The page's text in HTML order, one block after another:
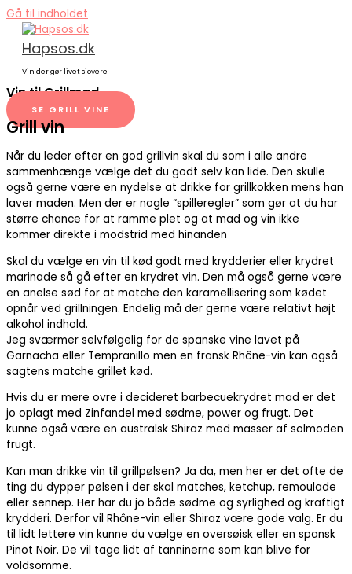
Gå til indholdet
Hapsos.dk
Vin der gør livet sjovere
Vin til Grillmad
SE GRILL VINE
Grill vin
Når du leder efter en god grillvin skal du som i alle andre
sammenhænge vælge det du godt selv kan lide. Den skulle
også gerne være en nydelse at drikke for grillkokken mens han
laver maden. Men der er nogle “spilleregler” som gør at du har
større chance for at ramme plet og at mad og vin ikke
kommer direkte i modstrid med hinanden
Skal du vælge en vin til kød godt med krydderier eller krydret
marinade så gå efter en krydret vin. Den må også gerne være
en anelse sød for at matche den karamellisering som kødet
opnår ved grillningen. Endelig må der gerne være relativt højt
alkohol indhold.
Jeg sværmer selvfølgelig for de spanske vine lavet på
Garnacha eller Tempranillo men en fransk Rhône-vin kan også
sagtens matche grillet kød.
Hvis du er mere ovre i decideret barbecuekrydret mad er det
jo oplagt med Zinfandel med sødme, power og frugt. Det
kunne også være en australsk Shiraz med masser af solmoden
frugt.
Kan man drikke vin til grillpølsen? Ja da, men her er det ofte de
ting du dypper pølsen i der skal matches, ketchup, remoulade
eller sennep. Her har du jo både sødme og syrlighed og kraftigt
krydderi. Derfor vil Rhône-vin eller Shiraz være gode valg. Er du
til lidt lettere vin kunne du vælge en oversøisk eller en spansk
Pinot Noir. De vil tage lidt af tanninerne som kan blive for
voldsomme.